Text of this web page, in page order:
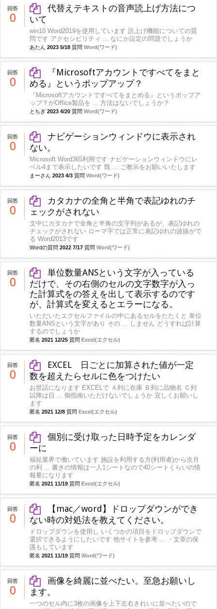
回答
0
代替えテキストの音声読上げ方法につ
いて
win10 Word2019を使用しています 読上げ機能についての質
問です アクセシビリティ ... なにか設定の問題でしょうか
あたん 2023 5/18 質問 Word(ワード)
回答
0
『Microsoftアカウントですべてをまと
める』というポップアップ？
『Microsoftアカウントですべてをまとめる』というポップア
ップ？がOffice製品を ... 方法はないでしょうか？
とちぎ 2023 4/20 質問 Word(ワード)
回答
0
ナビゲーションウィンドウに表示され
ない。
Microsoft Word365利用です ナビゲーションウィンドウにレ
ベル4まで表示したいです 既 ... ご教示をお願いいたします
まーさん 2023 4/3 質問 Word(ワード)
回答
0
カタカナの全角と半角で表記ゆれのチ
ェックがされない
文中にカタカナで全角と半角の文字列があるが、表記ゆれの
チェックがされない ローマ字では正常に表記ゆれの波線がで
る Word2013です
Wordの質問 2022 7/17 質問 Word(ワード)
回答
0
単位数量ANSという文字が入っている
だけで、その右側のセルの文字数字が入っ
た計算式をの答えを出して表示するのです
が、計算式を変えるとエラーになる。
いただいたエクセルファイルの中にあるセルをたたくと 単位
数量ANSという文字があり その ... しません どうすれば計算
するのでしょうか
匿名 2021 12/25 質問 Excel(エクセル)
回答
0
EXCEL 日ごとに加算された値が一定
数を超えたらセルに色をつけたい
お世話になります EXCELで Ａ列に在庫 Ｂ列に品物名 Ｃ列
以降は日 ... 御指南いただけないでしょうか 宜しくお願いし
ます
匿名 2021 12/8 質問 Excel(エクセル)
回答
0
個別に受け取った日時予定をカレンダ
ーに
福祉業界で働いています 施設を利用する方(利用者)から次月
の利 ... 書きの情報は一人1シートなので40シートくらいの情
報量になります
匿名 2021 11/19 質問 Excel(エクセル)
回答
0
【mac／word】ドロップダウンができ
ない時の対処法を教えてください。
ドロップダウンを使用し いくつかの項目をドロップダウンで
選択できるようにしたいです 他サイトを参考 ... ・文章の保
護もしています
匿名 2021 11/19 質問 Word(ワード)
回答
0
画像を綺麗に並べたい。至急お願いし
ます。
一つのセル内に3枚の画像を上下左右きれいに並べたいので